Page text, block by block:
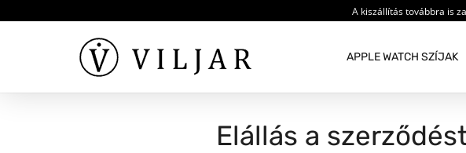
A kiszállítás továbbra is
APPLE WATCH SZÍJAK
Elállás a